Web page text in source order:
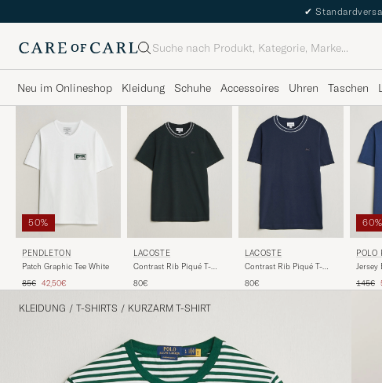
✔
Suche
Neu im Onlineshop Kleidung Schuhe Accessoires Uhren Taschen
50%
PENDLETON
Patch Graphic Tee White
Regulärer Preis
85€ Reduzierter Preis
42,50€
LACOSTE
Contrast Rib Piqué T-
80€
LACOSTE
Contrast Rib Piqué T-
80€
60%
POLO
Jersey
145€
KLEIDUNG / T-SHIRTS / KURZARM T-SHIRT